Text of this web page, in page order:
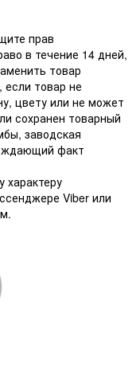
прав
в течение 14 дней,
товар
товар не
цвету или не может
сохранен товарный
заводская
факт
характеру
Viber или